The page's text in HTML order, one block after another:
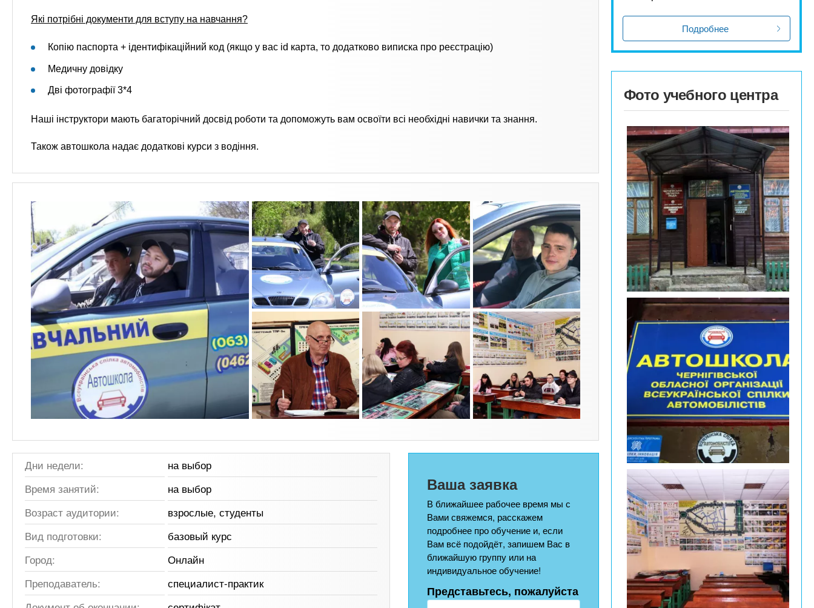
Які потрібні документи для вступу на навчання?
Копію паспорта + ідентифікаційний код (якщо у вас id карта, то додатково виписка про реєстрацію)
Медичну довідку
Дві фотографії 3*4
Наші інструктори мають багаторічний досвід роботи та допоможуть вам освоїти всі необхідні навички та знання.
Також автошкола надає додаткові курси з водіння.
Дни недели:
на выбор
Время занятий:
на выбор
Возраст аудитории:
взрослые, студенты
Вид подготовки:
базовый курс
Город:
Онлайн
Преподаватель:
специалист-практик
Ваша заявка
В ближайшее рабочее время мы с
Вами свяжемся, расскажем
подробнее про обучение и, если
Вам всё подойдёт, запишем Вас в
ближайшую группу или на
индивидуальное обучение!
Представьтесь, пожалуйста
Подробнее
Фото учебного центра